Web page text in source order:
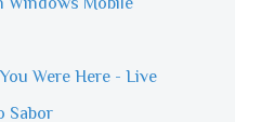
Were Here - Live
Sabor